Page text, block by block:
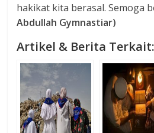
hakikat kita berasal. Semoga
Abdullah Gymnastiar)
Artikel & Berita Terkait: